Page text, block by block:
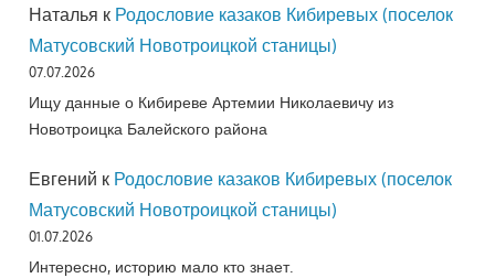
Наталья к Родословие казаков Кибиревых (поселок
Матусовский Новотроицкой станицы)
07.07.2026
Ищу данные о Кибиреве Артемии Николаевичу из
Новотроицка Балейского района
Евгений к Родословие казаков Кибиревых (поселок
Матусовский Новотроицкой станицы)
01.07.2026
Интересно, историю мало кто знает.